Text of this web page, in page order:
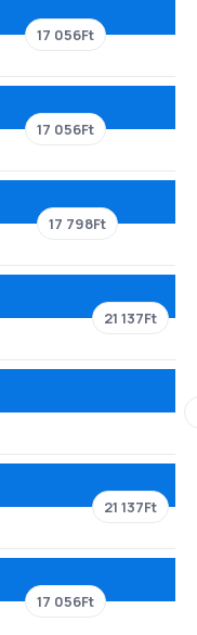
17 056Ft
17 056Ft
17 798Ft
21 137Ft
21 137Ft
17 056Ft